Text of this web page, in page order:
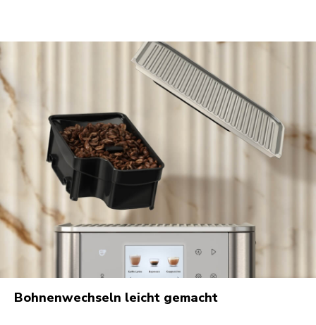
Bohnenwechseln leicht gemacht